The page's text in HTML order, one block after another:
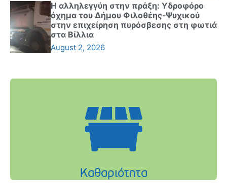
Η αλληλεγγύη στην πράξη: Υδροφόρο
όχημα του Δήμου Φιλοθέης-Ψυχικού
στην επιχείρηση πυρόσβεσης στη φωτιά
στα Βίλλια
August 2, 2026